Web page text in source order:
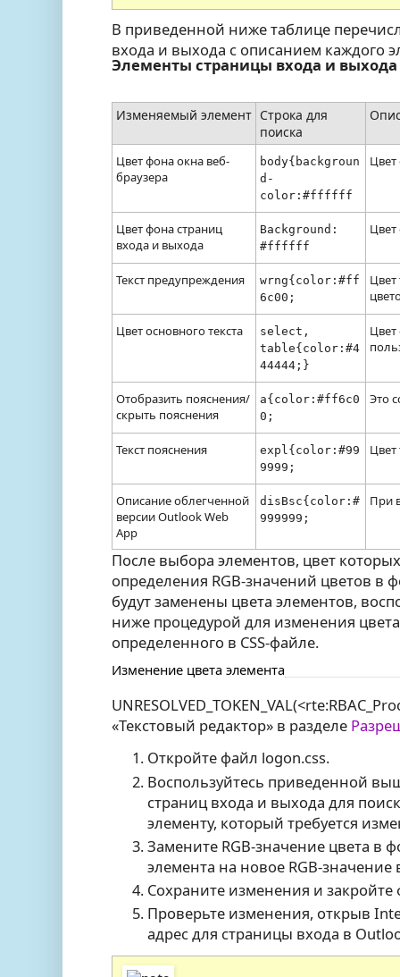
В приведенной ниже таблице
входа и выхода с описанием каждого
Элементы страницы входа и
Изменяемый элемент Строка для
поиска
Цвет фона окна веб-
браузера
body{backgroun
d-
color:#ffffff
Цвет
Цвет фона страниц
входа и выхода
Background:
#ffffff
Текст предупреждения
wrng{color:#ff
6c00;
Цвет основного текста
select,
table{color:#4
44444;}
Отобразить пояснения/
скрыть пояснения
a{color:#ff6c0
0;
Это
Текст пояснения
expl{color:#99
9999;
Цвет
Описание облегченной
версии Outlook Web
App
disBsc{color:#
999999;
При
После выбора элементов, цвет
определения RGB-значений цветов в
будут заменены цвета элементов,
ниже процедурой для изменения
определенного в CSS-файле.
Изменение цвета элемента
«Текстовый редактор» в разделе
Откройте файл logon.css.
Воспользуйтесь приведенной
страниц входа и выхода для
элементу, который требуется
Замените RGB-значение цвета в
элемента на новое RGB-значение
Сохраните изменения и закройте
Проверьте изменения, открыв
адрес для страницы входа в